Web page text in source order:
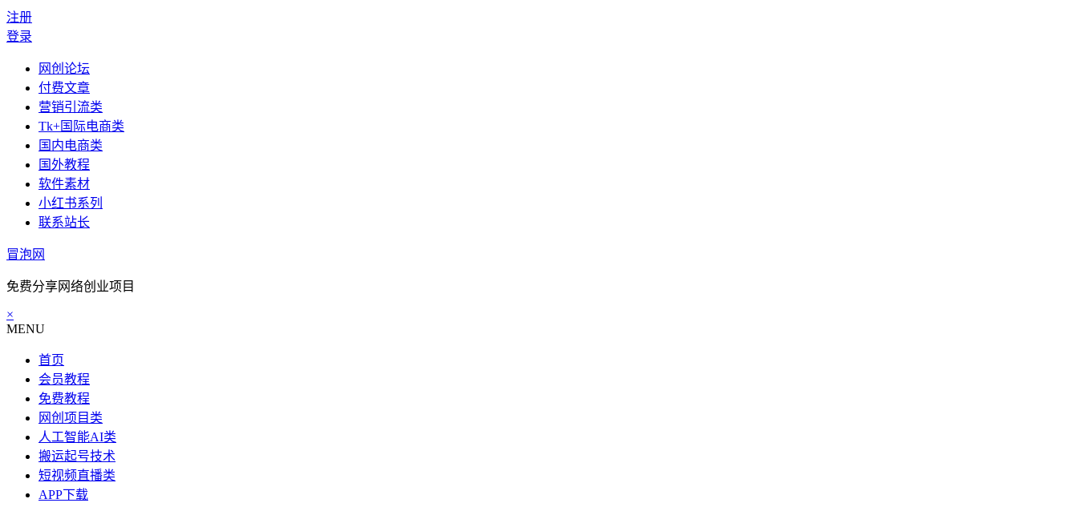
注册
登录
网创论坛
付费文章
营销引流类
Tk+国际电商类
国内电商类
国外教程
软件素材
小红书系列
联系站长
冒泡网
免费分享网络创业项目
×
MENU
首页
会员教程
免费教程
网创项目类
人工智能AI类
搬运起号技术
短视频直播类
APP下载